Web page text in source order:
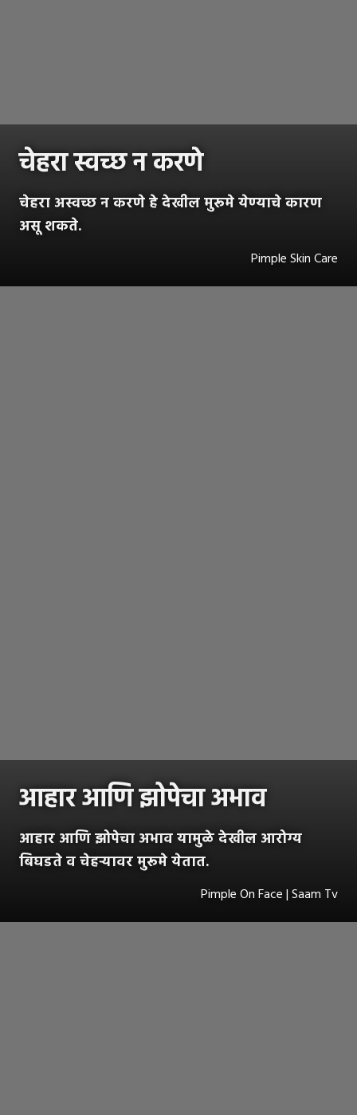
चेहरा स्वच्छ न करणे
चेहरा अस्वच्छ न करणे हे देखील मुरूमे येण्याचे कारण
असू शकते.
Pimple Skin Care
आहार आणि झोपेचा अभाव
आहार आणि झोपेचा अभाव यामुळे देखील आरोग्य
बिघडते व चेहऱ्यावर मुरूमे येतात.
Pimple On Face | Saam Tv